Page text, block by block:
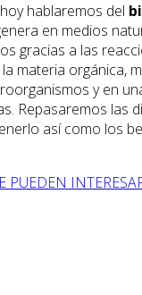
hablaremos del
en medios
gracias a las
materia orgánica,
y en
Repasaremos las
así como los
PUEDEN